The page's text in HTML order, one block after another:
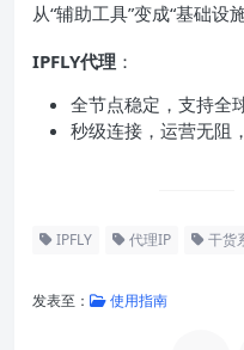
从“辅助工具”变成“基础设施
IPFLY代理 ：
全节点稳定，支持全
秒级连接，运营无阻
IPFLY 代理IP 干货
发表至： 使用指南